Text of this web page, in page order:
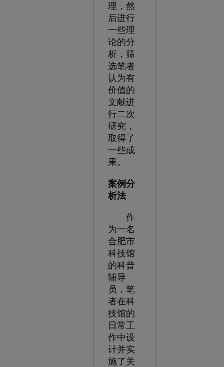
理，然
后进行
一些理
论的分
析，筛
选笔者
认为有
价值的
文献进
行二次
研究，
取得了
一些成
果。
案例分
析法
作
为一名
合肥市
科技馆
的科普
辅导
员，笔
者在科
技馆的
日常工
作中设
计并实
施了关